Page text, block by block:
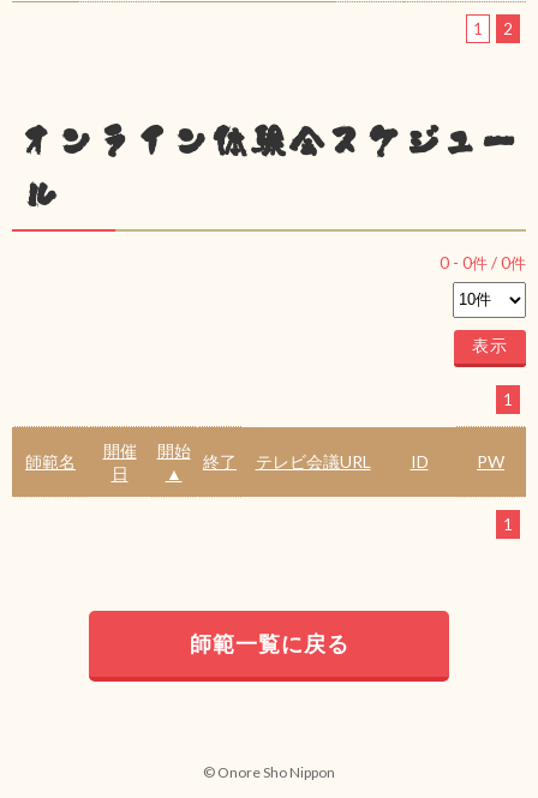
1 2
オンライン体験会スケジュー
ル
0 - 0件 /0件
1
師範名
開催
日
開始
▲
終了 テレビ会議URL ID PW
1
師範一覧に戻る
© Onore Sho Nippon